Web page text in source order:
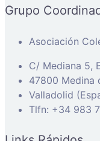
Grupo
Asociación
C/ Mediana 5,
47800 Medina
Valladolid
Tlfn: +34 983